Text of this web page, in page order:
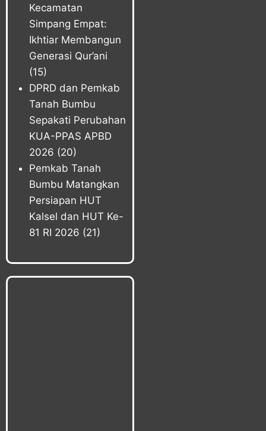
Kecamatan
Simpang Empat:
Ikhtiar Membangun
Generasi Qur’ani
(15)
DPRD dan Pemkab
Tanah Bumbu
Sepakati Perubahan
KUA-PPAS APBD
2026 (20)
Pemkab Tanah
Bumbu Matangkan
Persiapan HUT
Kalsel dan HUT Ke-
81 RI 2026 (21)